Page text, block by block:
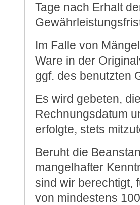
Tage nach Erhalt
Im Falle von
Ware in der
ggf. des benutzten
Es wird gebeten,
Rechnungsdatum
erfolgte, stets
Beruht die
mangelhafter
sind wir berechtigt,
von mindestens